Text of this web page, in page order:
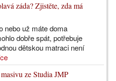
záda? Zjistěte, zda má
nebo už máte doma
dobře spát, potřebuje
dětskou matraci není
ze Studia JMP